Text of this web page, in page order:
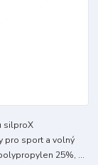
silproX
pro sport a volný
25%, ...